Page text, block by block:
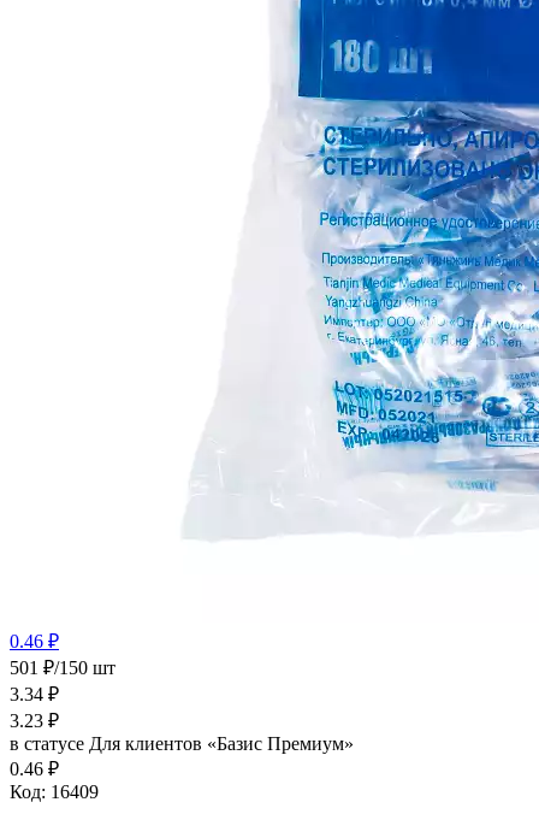
0.46 ₽
501 ₽/150 шт
3.34 ₽
3.23 ₽
в статусе Для клиентов «Базис Премиум»
0.46 ₽
Код: 16409